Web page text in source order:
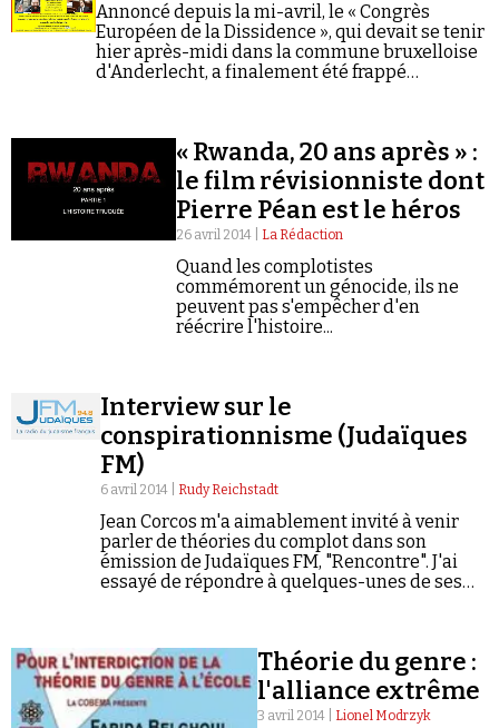
Annoncé depuis la mi-avril, le « Congrès
Européen de la Dissidence », qui devait se tenir
hier après-midi dans la commune bruxelloise
d'Anderlecht, a finalement été frappé
« Rwanda, 20 ans après » :
le film révisionniste dont
Pierre Péan est le héros
26 avril 2014 | La Rédaction
Quand les complotistes
commémorent un génocide, ils ne
peuvent pas s'empêcher d'en
réécrire l'histoire...
Interview sur le
conspirationnisme (Judaïques
FM)
6 avril 2014 | Rudy Reichstadt
Jean Corcos m'a aimablement invité à venir
parler de théories du complot dans son
émission de Judaïques FM, "Rencontre". J'ai
essayé de répondre à quelques-unes de ses
Théorie du genre :
l'alliance extrême
3 avril 2014 | Lionel Modrzyk